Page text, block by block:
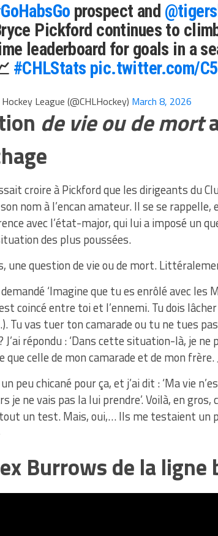
prospect and
Pickford continues to
leaderboard for goals in a
#CHLStats pic.twitter.com/
League (@CHLHockey) March 8, 2026
de vie ou de mort
croire à Pickford que les dirigeants du
nom à l’encan amateur. Il se se rappelle,
avec l’état-major, qui lui a imposé un
des plus poussées.
une question de vie ou de mort.
‘Imagine que tu es enrôlé avec les
coincé entre toi et l’ennemi. Tu dois
Tu vas tuer ton camarade ou tu ne tues
J’ai répondu : ‘Dans cette situation-là, je
celle de mon camarade et de mon frère.
peu chicané pour ça, et j’ai dit : ‘Ma vie
je ne vais pas la lui prendre’. Voilà, en gros,
un test. Mais, oui,… Ils me testaient un
Burrows de la ligne